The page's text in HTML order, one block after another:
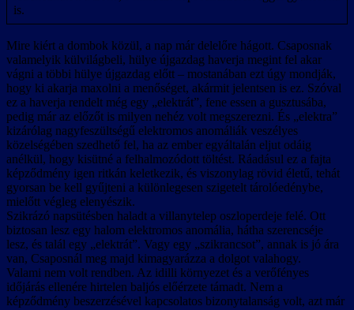
is.
Mire kiért a dombok közül, a nap már delelőre hágott. Csaposnak
valamelyik külvilágbeli, hülye újgazdag haverja megint fel akar
vágni a többi hülye újgazdag előtt – mostanában ezt úgy mondják,
hogy ki akarja maxolni a menőséget, akármit jelentsen is ez. Szóval
ez a haverja rendelt még egy „elektrát”, fene essen a gusztusába,
pedig már az előzőt is milyen nehéz volt megszerezni. És „elektra”
kizárólag nagyfeszültségű elektromos anomáliák veszélyes
közelségében szedhető fel, ha az ember egyáltalán eljut odáig
anélkül, hogy kisütné a felhalmozódott töltést. Ráadásul ez a fajta
képződmény igen ritkán keletkezik, és viszonylag rövid életű, tehát
gyorsan be kell gyűjteni a különlegesen szigetelt tárolóedénybe,
mielőtt végleg elenyészik.
Szikrázó napsütésben haladt a villanytelep oszloperdeje felé. Ott
biztosan lesz egy halom elektromos anomália, hátha szerencséje
lesz, és talál egy „elektrát”. Vagy egy „szikrancsot”, annak is jó ára
van, Csaposnál meg majd kimagyarázza a dolgot valahogy.
Valami nem volt rendben. Az idilli környezet és a verőfényes
időjárás ellenére hirtelen baljós előérzete támadt. Nem a
képződmény beszerzésével kapcsolatos bizonytalanság volt, azt már